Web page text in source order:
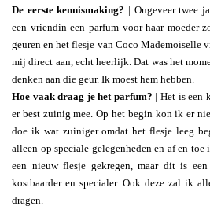
De eerste kennismaking? | Ongeveer twee
een vriendin een parfum voor haar moeder
geuren en het flesje van Coco Mademoiselle
mij direct aan, echt heerlijk. Dat was het
denken aan die geur. Ik moest hem hebben.
Hoe vaak draag je het parfum? | Het is een
er best zuinig mee. Op het begin kon ik er
doe ik wat zuiniger omdat het flesje leeg
alleen op speciale gelegenheden en af en toe
een nieuw flesje gekregen, maar dit is
kostbaarder en specialer. Ook deze zal ik
dragen.